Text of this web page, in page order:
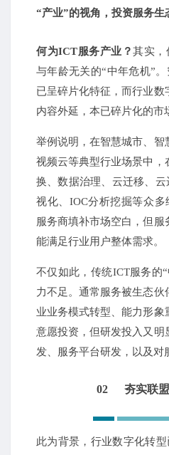
“产业”的视角，投资服务生
何为ICT服务产业？其实，
与年龄无关的“中年危机”。
已呈碎片化特征，而行业数
内容外延，本已碎片化的市
举例说明，在智慧城市、智
视频云等典型行业场景中，
换、数据治理、云迁移、
视化、IOC分析挖掘等众
服务商填补市场空白，但
能满足行业用户整体需求。
不仅如此，传统ICT服务的
力不足。通常服务被生态伙
业业务模式转型、能力形
意愿投资，但研发投入又明
发、服务平台研发，以及对
02 夯实联
此为背景，行业数字化转